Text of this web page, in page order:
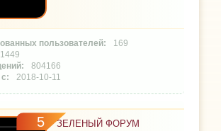
169
1449
804166
2018-10-11
5 ЗЕЛЕНЫЙ ФОРУМ